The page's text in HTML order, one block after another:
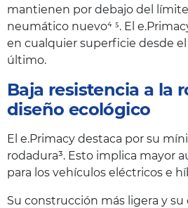
mantienen por debajo del
neumático nuevo⁴ ⁵. El
en cualquier superficie desde el
último.
Baja resistencia a la
diseño ecológico
El e.Primacy destaca por su
rodadura³. Esto implica mayor
para los vehículos eléctricos e
Su construcción más ligera y